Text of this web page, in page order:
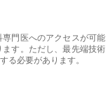
門医へのアクセスが可能
す。ただし、最先端技術
る必要があります。